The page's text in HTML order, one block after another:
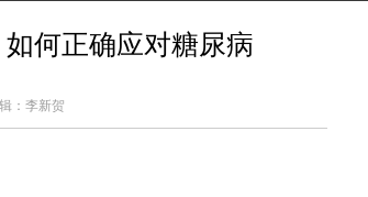
何正确应对糖尿病
：李新贺